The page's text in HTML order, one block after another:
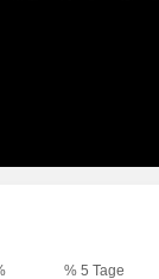
% 5 Tage